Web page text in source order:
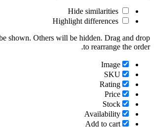
shown. Others will be hidden. Drag and drop
to rearrange the order.
Image
SKU
Rating
Price
Stock
Availability
Add to cart